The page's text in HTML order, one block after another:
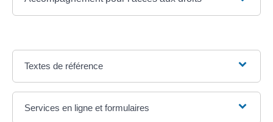
Textes de référence
Services en ligne et formulaires